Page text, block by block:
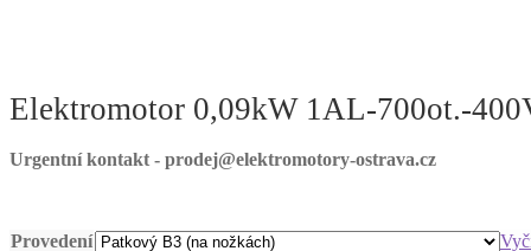
Elektromotor 0,09kW 1AL-700ot.-
Urgentní kontakt - prodej@elektromotory-ostrava.cz
Provedení